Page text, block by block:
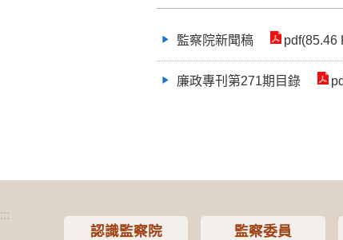
監察院新聞稿 pdf(85.46
廉政專刊第271期目錄
:::
認識監察院 監察委員